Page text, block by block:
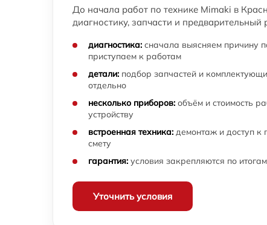
До начала работ по технике Mimaki в
диагностику, запчасти и предварительный
диагностика: сначала выясняем причину
приступаем к работам
детали: подбор запчастей и
отдельно
несколько приборов: объём и стоимость
устройству
встроенная техника: демонтаж и доступ к
смету
гарантия: условия закрепляются по
Уточнить условия